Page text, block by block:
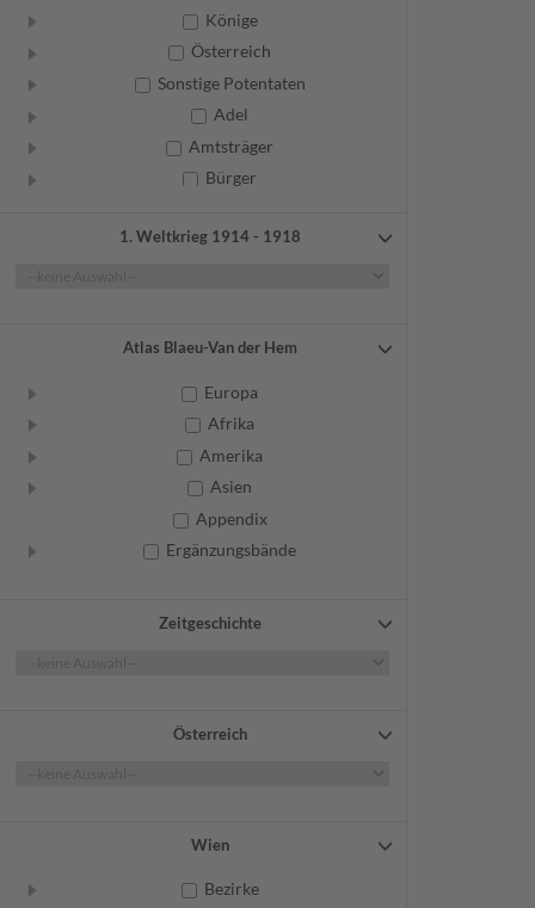
Könige
Österreich
Sonstige Potentaten
Adel
Amtsträger
Bürger
Geistliche
Weitere
1. Weltkrieg 1914 - 1918
Atlas Blaeu-Van der Hem
Europa
Afrika
Amerika
Asien
Appendix
Ergänzungsbände
Zeitgeschichte
Österreich
Wien
Bezirke